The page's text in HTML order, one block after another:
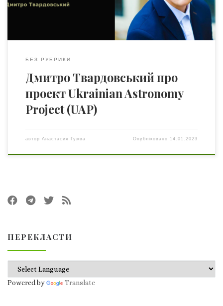
Твардовським. Цю статтю […]
БЕЗ РУБРИКИ
Дмитро Твардовський про
проект Ukrainian Astronomy
Project (UAP)
автор Анастасия Гужва Опубліковано 14.01.2023
ПЕРЕКЛАСТИ
Powered by Translate